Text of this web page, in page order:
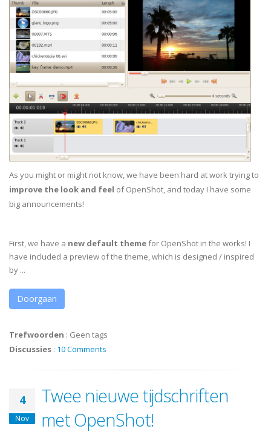
As you might or might not know, we have been hard at work trying to
improve the look and feel of OpenShot, and today I have some
big announcements!
First, we have a new default themefor OpenShot in the works! I
have included a preview of the theme, which is designed / inspired
by ...
Doorgaan
Trefwoorden : Geen tags
Discussies : 10 Comments
4
Nov
Twee nieuwe tijdschriften
met OpenShot!